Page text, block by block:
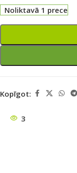
Noliktavā 1 prece
Kopīgot:
3